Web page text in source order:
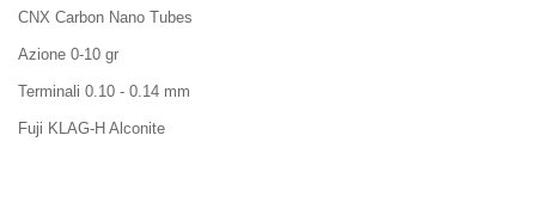
CNX Carbon Nano Tubes
Azione 0-10 gr
Terminali 0.10 - 0.14 mm
Fuji KLAG-H Alconite